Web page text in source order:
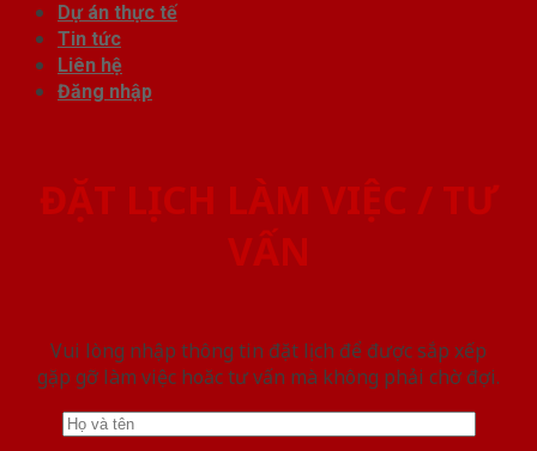
Dự án thực tế
Tin tức
Liên hệ
Đăng nhập
ĐẶT LỊCH LÀM VIỆC / TƯ
VẤN
Vui lòng nhập thông tin đặt lịch để được sắp xếp
gặp gỡ làm việc hoăc tư vấn mà không phải chờ đợi.